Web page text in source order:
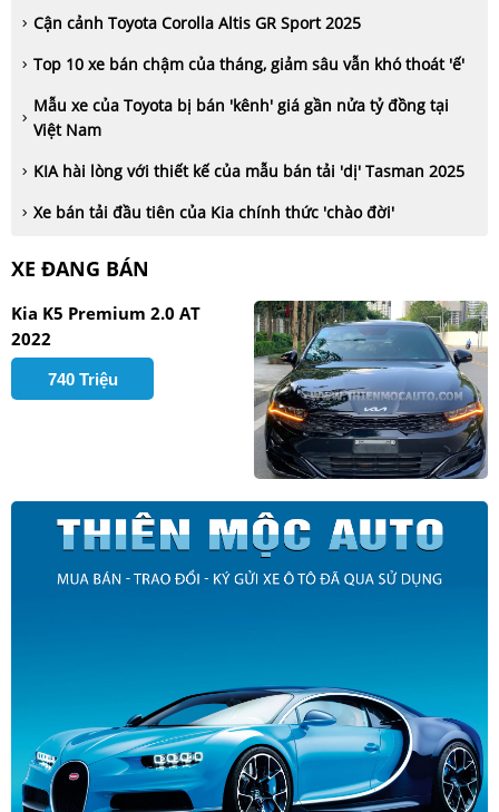
Cận cảnh Toyota Corolla Altis GR Sport 2025
Top 10 xe bán chậm của tháng, giảm sâu vẫn khó thoát 'ế'
Mẫu xe của Toyota bị bán 'kênh' giá gần nửa tỷ đồng tại
Việt Nam
KIA hài lòng với thiết kế của mẫu bán tải 'dị' Tasman 2025
Xe bán tải đầu tiên của Kia chính thức 'chào đời'
XE ĐANG BÁN
Kia K5 Premium 2.0 AT
2022
740 Triệu